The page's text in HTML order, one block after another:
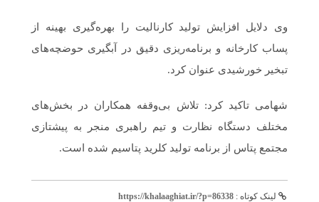
وی دلایل افزایش تولید کارنالیت را بهره‌گیری بهینه از
پساب کارخانه و برنامه‌ریزی دقیق در آبگیری حوضچه‌های
تبخیر خورشیدی عنوان کرد.
شهامی تاکید کرد: تلاش بی‌وقفه همکاران در بخش‌های
مختلف دستگاه نظارت و تیم راهبری منجر به پیشتازی
مجتمع پتاس از برنامه تولید کلرید پتاسیم شده است.
لینک کوتاه : https://khalaaghiat.ir/?p=86338